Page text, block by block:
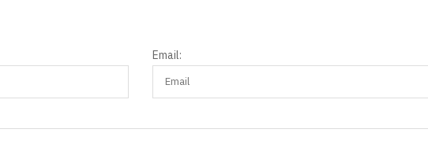
Email: